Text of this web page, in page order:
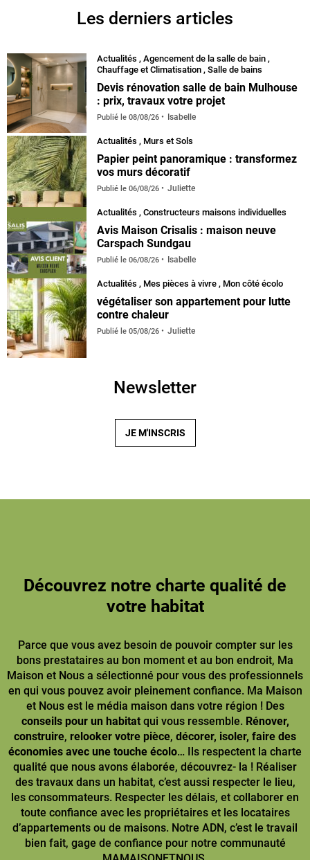
Les derniers articles
Actualités , Agencement de la salle de bain ,
Chauffage et Climatisation , Salle de bains
Devis rénovation salle de bain Mulhouse
: prix, travaux votre projet
Publié le 08/08/26 Isabelle
Actualités , Murs et Sols
Papier peint panoramique : transformez
vos murs décoratif
Publié le 06/08/26 Juliette
Actualités , Constructeurs maisons individuelles
Avis Maison Crisalis : maison neuve
Carspach Sundgau
Publié le 06/08/26 Isabelle
Actualités , Mes pièces à vivre , Mon côté écolo
végétaliser son appartement pour lutte
contre chaleur
Publié le 05/08/26 Juliette
Newsletter
JE M'INSCRIS
Découvrez notre charte qualité de
votre habitat
Parce que vous avez besoin de pouvoir compter sur les
bons prestataires au bon moment et au bon endroit, Ma
Maison et Nous a sélectionné pour vous des professionnels
en qui vous pouvez avoir pleinement confiance. Ma Maison
et Nous est le média maison dans votre région ! Des
conseils pour un habitatqui vous ressemble. Rénover,
construire, relooker votre pièce, décorer, isoler, faire des
économies avec une touche écolo… Ils respectent la charte
qualité que nous avons élaborée, découvrez- la ! Réaliser
des travaux dans un habitat, c’est aussi respecter le lieu,
les consommateurs. Respecter les délais, et collaborer en
toute confiance avec les propriétaires et les locataires
d’appartements ou de maisons. Notre ADN, c’est le travail
bien fait, gage de confiance pour notre communauté